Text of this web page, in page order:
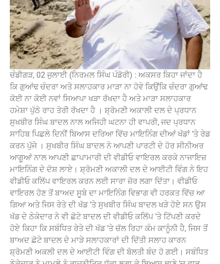
ਚੰਡੀਗੜ, 02 ਜੁਲਾਈ (ਨਿਰਮਲ ਸਿੰਘ ਪੰਡੋਰੀ) : ਅਕਸਰ ਕਿਹਾ ਜਾਂਦਾ ਹੈ
ਕਿ ਗੁਆਂਢ ਚੰਦਰਾ ਅਤੇ ਸਲਾਹਕਾਰ ਮਾੜਾ ਨਾ ਹੋਵੇ ਕਿਉਂਕਿ ਚੰਦਰਾ ਗੁਆਂਢ
ਕੋਈ ਨਾ ਕੋਈ ਨਵਾਂ ਸਿਆਪਾ ਖੜਾ ਰੱਖਦਾ ਹੈ ਅਤੇ ਮਾੜਾ ਸਲਾਹਕਾਰ
ਹਮੇਸ਼ਾ ਪੁੱਠੇ ਰਾਹ ਤੋਰੀ ਰੱਖਦਾ ਹੈ । ਸ਼੍ਰੋਮਣੀ ਅਕਾਲੀ ਦਲ ਦੇ ਪ੍ਰਧਾਨ
ਸੁਖਬੀਰ ਸਿੰਘ ਬਾਦਲ ਨਾਲ ਅਜਿਹੀ ਘਟਨਾ ਹੀ ਵਾਪਰੀ, ਜਦ ਪ੍ਰਧਾਨ
ਸਾਹਿਬ ਪਿਛਲੇ ਦਿਨੀਂ ਬਿਆਸ ਦਰਿਆ ਵਿੱਚ ਮਾਇਨਿੰਗ ਦੀਆਂ ਖੱਡਾਂ ’ਤੇ ਰੇਡ
ਕਰਨ ਪੁੱਜੇ । ਸੁਖਬੀਰ ਸਿੰਘ ਬਾਦਲ ਨੇ ਆਪਣੀ ਪਾਰਟੀ ਦੇ ਹੋਰ ਸੀਨੀਅਰ
ਆਗੂਆਂ ਨਾਲ ਆਪਣੀ ਛਾਪਾਮਾਰੀ ਦੀ ਵੀਡੀਓ ਵਾਇਰਲ ਕਰਕੇ ਨਾਜਾਇਜ਼
ਮਾਇਨਿੰਗ ਦੇ ਦੋਸ਼ ਲਾਏ। ਸ਼੍ਰੋਮਣੀ ਅਕਾਲੀ ਦਲ ਦੇ ਆਈਟੀ ਵਿੰਗ ਨੇ ਇਹ
ਵੀਡੀਓ ਕਲਿੱਪ ਵਾਇਰਲ ਕਰਨ ਲਈ ਸਾਰਾ ਜ਼ੋਰ ਲਗਾ ਦਿੱਤਾ। ਵੀਡੀਓ
ਵਾਇਰਲ ਹੋਣ ਤੋਂ ਬਾਅਦ ਸੂਬੇ ਦਾ ਮਾਇਨਿੰਗ ਵਿਭਾਗ ਵੀ ਹਰਕਤ ਵਿੱਚ ਆ
ਗਿਆ ਅਤੇ ਜਿਸ ਰੇਤੇ ਦੀ ਖੱਡ ’ਤੇ ਸੁਖਬੀਰ ਸਿੰਘ ਬਾਦਲ ਖੜੇ ਹੋਏ ਸਨ ਉਸ
ਖੱਡ ਦੇ ਠੇਕੇਦਾਰ ਨੇ ਵੀ ਛੋਟੇ ਬਾਦਲ ਦੀ ਵੀਡੀਓ ਕਲਿੱਪ ’ਤੇ ਟਿੱਪਣੀ ਕਰਦੇ
ਹੋਏ ਕਿਹਾ ਕਿ ਸਬੰਧਿਤ ਰੇਤੇ ਦੀ ਖੱਡ ’ਤੇ ਚੱਲ ਰਿਹਾ ਕੰਮ ਕਾਨੂੰਨੀ ਹੈ, ਜਿਸ ਤੋਂ
ਬਾਅਦ ਛੋਟੇ ਬਾਦਲ ਦੇ ਮਾੜੇ ਸਲਾਹਕਾਰਾਂ ਦੀ ਦਿੱਤੀ ਸਲਾਹ ਕਾਰਨ
ਸ਼੍ਰੋਮਣੀ ਅਕਲੀ ਦਲ ਦੇ ਆਈਟੀ ਵਿੰਗ ਦੀ ਬੋਲਤੀ ਬੰਦ ਹੋ ਗਈ। ਸਬੰਧਿਤ